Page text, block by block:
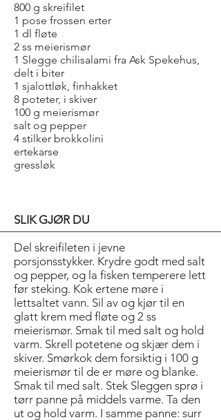
800 g skreifilet
1 pose frossen erter
1 dl fløte
2 ss meierismør
1 Slegge chilisalami fra Ask Spekehus,
delt i biter
1 sjalottløk, finhakket
8 poteter, i skiver
100 g meierismør
salt og pepper
4 stilker brokkolini
ertekarse
gressløk
SLIK GJØR DU
Del skreifileten i jevne
porsjonsstykker. Krydre godt med salt
og pepper, og la fisken temperere lett
før steking. Kok ertene møre i
lettsaltet vann. Sil av og kjør til en
glatt krem med fløte og 2 ss
meierismør. Smak til med salt og hold
varm. Skrell potetene og skjær dem i
skiver. Smørkok dem forsiktig i 100 g
meierismør til de er møre og blanke.
Smak til med salt. Stek Sleggen sprø i
tørr panne på middels varme. Ta den
ut og hold varm. I samme panne: surr